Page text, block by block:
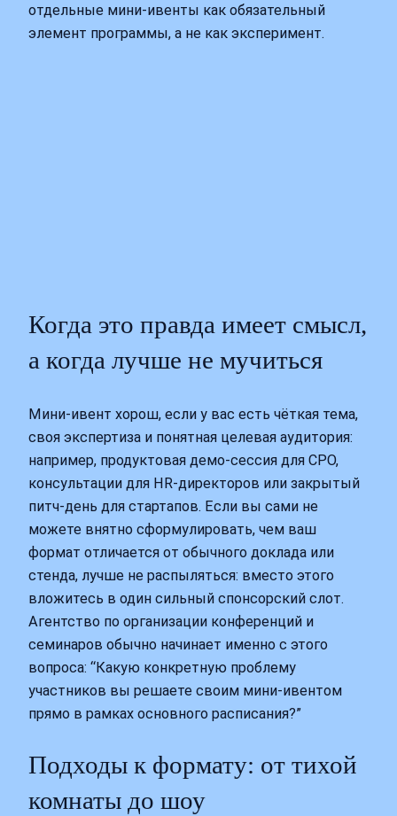
отдельные мини-ивенты как обязательный
элемент программы, а не как эксперимент.
Когда это правда имеет смысл,
а когда лучше не мучиться
Мини-ивент хорош, если у вас есть чёткая тема,
своя экспертиза и понятная целевая аудитория:
например, продуктовая демо-сессия для CPO,
консультации для HR-директоров или закрытый
питч-день для стартапов. Если вы сами не
можете внятно сформулировать, чем ваш
формат отличается от обычного доклада или
стенда, лучше не распыляться: вместо этого
вложитесь в один сильный спонсорский слот.
Агентство по организации конференций и
семинаров обычно начинает именно с этого
вопроса: “Какую конкретную проблему
участников вы решаете своим мини-ивентом
прямо в рамках основного расписания?”
Подходы к формату: от тихой
комнаты до шоу